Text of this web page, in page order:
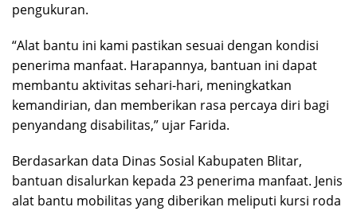
pengukuran.
“Alat bantu ini kami pastikan sesuai dengan kondisi
penerima manfaat. Harapannya, bantuan ini dapat
membantu aktivitas sehari-hari, meningkatkan
kemandirian, dan memberikan rasa percaya diri bagi
penyandang disabilitas,” ujar Farida.
Berdasarkan data Dinas Sosial Kabupaten Blitar,
bantuan disalurkan kepada 23 penerima manfaat. Jenis
alat bantu mobilitas yang diberikan meliputi kursi roda